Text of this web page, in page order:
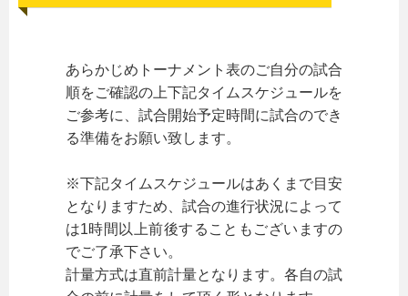
あらかじめトーナメント表のご自分の試合
順をご確認の上下記タイムスケジュールを
ご参考に、試合開始予定時間に試合のでき
る準備をお願い致します。
※下記タイムスケジュールはあくまで目安
となりますため、試合の進行状況によって
は1時間以上前後することもございますの
でご了承下さい。
計量方式は直前計量となります。各自の試